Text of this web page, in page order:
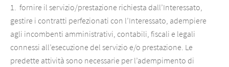
1. fornire il servizio/prestazione richiesta dall’Interessato,
gestire i contratti perfezionati con l’Interessato, adempiere
agli incombenti amministrativi, contabili, fiscali e legali
connessi all’esecuzione del servizio e/o prestazione. Le
predette attività sono necessarie per l’adempimento di